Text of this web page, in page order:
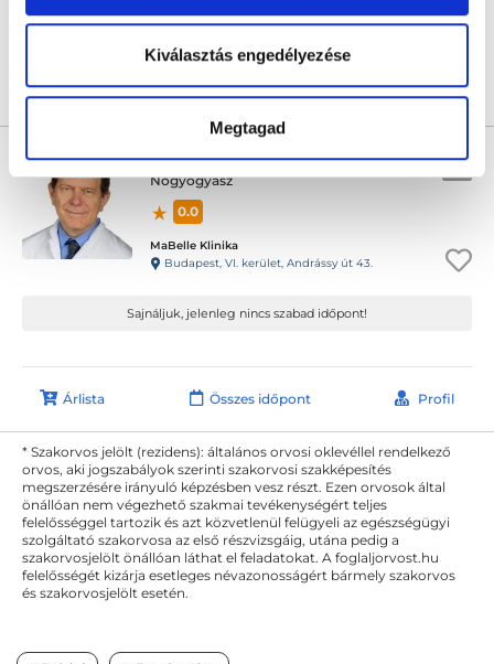
Kiválasztás engedélyezése
Megtagad
Árlista Összes időpont Profil
Dr. PhD Habil Med Tóth Péter
Nőgyógyász
0.0
MaBelle Klinika
Budapest, VI. kerület, Andrássy út 43.
Sajnáljuk, jelenleg nincs szabad időpont!
Árlista Összes időpont Profil
* Szakorvos jelölt (rezidens): általános orvosi oklevéllel rendelkező
orvos, aki jogszabályok szerinti szakorvosi szakképesítés
megszerzésére irányuló képzésben vesz részt. Ezen orvosok által
önállóan nem végezhető szakmai tevékenységért teljes
felelősséggel tartozik és azt közvetlenül felügyeli az egészségügyi
szolgáltató szakorvosa az első részvizsgáig, utána pedig a
szakorvosjelölt önállóan láthat el feladatokat. A foglaljorvost.hu
felelősségét kizárja esetleges névazonosságért bármely szakorvos
és szakorvosjelölt esetén.